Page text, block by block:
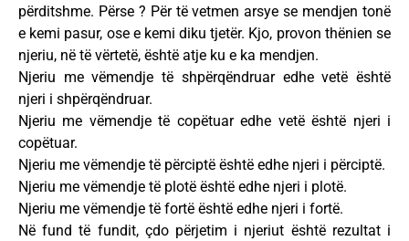
përditshme. Përse ? Për të vetmen arsye se mendjen tonë
e kemi pasur, ose e kemi diku tjetër. Kjo, provon thënien se
njeriu, në të vërtetë, është atje ku e ka mendjen.
Njeriu me vëmendje të shpërqëndruar edhe vetë është
njeri i shpërqëndruar.
Njeriu me vëmendje të copëtuar edhe vetë është njeri i
copëtuar.
Njeriu me vëmendje të përciptë është edhe njeri i përciptë.
Njeriu me vëmendje të plotë është edhe njeri i plotë.
Njeriu me vëmendje të fortë është edhe njeri i fortë.
Në fund të fundit, çdo përjetim i njeriut është rezultat i